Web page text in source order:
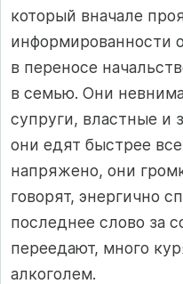
который вначале
информированности
в переносе
в семью. Они
супруги, властные и
они едят быстрее
напряжено, они
говорят, энергично
последнее слово за
переедают, много
алкоголем.